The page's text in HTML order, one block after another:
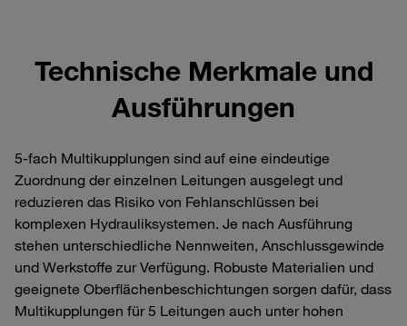
Technische Merkmale und
Ausführungen
5‑fach Multikupplungen sind auf eine eindeutige
Zuordnung der einzelnen Leitungen ausgelegt und
reduzieren das Risiko von Fehlanschlüssen bei
komplexen Hydrauliksystemen. Je nach Ausführung
stehen unterschiedliche Nennweiten, Anschlussgewinde
und Werkstoffe zur Verfügung. Robuste Materialien und
geeignete Oberflächenbeschichtungen sorgen dafür, dass
Multikupplungen für 5 Leitungen auch unter hohen